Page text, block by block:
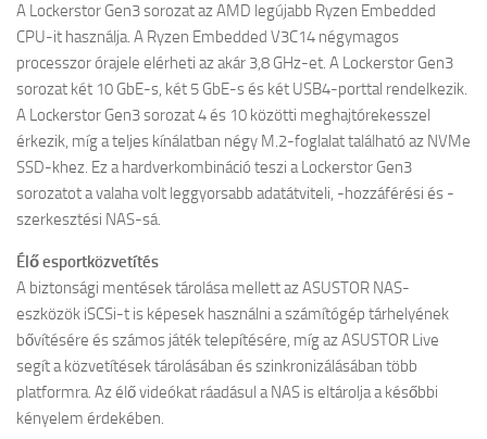
A Lockerstor Gen3 sorozat az AMD legújabb Ryzen Embedded
CPU-it használja. A Ryzen Embedded V3C14 négymagos
processzor órajele elérheti az akár 3,8 GHz-et. A Lockerstor Gen3
sorozat két 10 GbE-s, két 5 GbE-s és két USB4-porttal rendelkezik.
A Lockerstor Gen3 sorozat 4 és 10 közötti meghajtórekesszel
érkezik, míg a teljes kínálatban négy M.2-foglalat található az NVMe
SSD-khez. Ez a hardverkombináció teszi a Lockerstor Gen3
sorozatot a valaha volt leggyorsabb adatátviteli, -hozzáférési és -
szerkesztési NAS-sá.
Élő esportközvetítés
A biztonsági mentések tárolása mellett az ASUSTOR NAS-
eszközök iSCSi-t is képesek használni a számítógép tárhelyének
bővítésére és számos játék telepítésére, míg az ASUSTOR Live
segít a közvetítések tárolásában és szinkronizálásában több
platformra. Az élő videókat ráadásul a NAS is eltárolja a későbbi
kényelem érdekében.